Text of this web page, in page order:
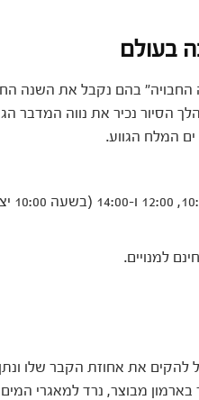
בעולם
החבויה" בהם נקבל את השנה
הסיור נכיר את נווה המדבר
המלח הגווע.
למנויים.
להקים את אחוזת הקבר שלו
בארמון מבוצר, נרד למאגרי